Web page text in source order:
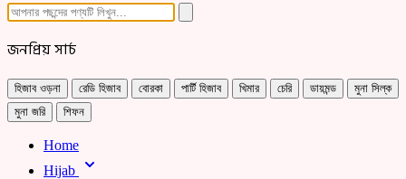
জনপ্রিয় সার্চ
হিজাব ওড়না রেডি হিজাব বোরকা পার্টি হিজাব খিমার চেরি ডায়মন্ড
মুনা সিল্ক
মুনা জরি
শিফন
Home
Hijab